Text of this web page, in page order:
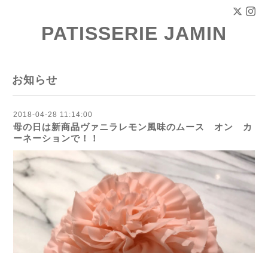
PATISSERIE JAMIN
お知らせ
2018-04-28 11:14:00
母の日は新商品ヴァニラレモン風味のムース オン カ
ーネーションで！！